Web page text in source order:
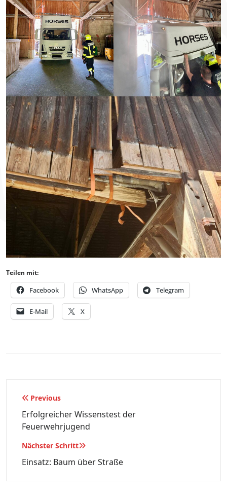
Teilen mit:
Facebook WhatsApp Telegram
E-Mail X
Beitragsnavigation
Previous
Erfolgreicher Wissenstest der
Feuerwehrjugend
Nächster Schritt
Einsatz: Baum über Straße